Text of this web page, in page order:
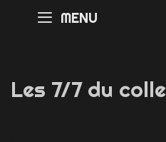
MENU
Les 7/7 du